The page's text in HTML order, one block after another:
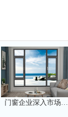
门窗企业深入市场…